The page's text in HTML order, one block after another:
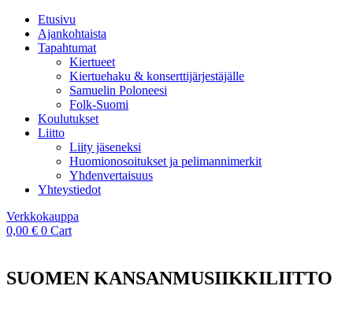
Etusivu
Ajankohtaista
Tapahtumat
Kiertueet
Kiertuehaku & konserttijärjestäjälle
Samuelin Poloneesi
Folk-Suomi
Koulutukset
Liitto
Liity jäseneksi
Huomionosoitukset ja pelimannimerkit
Yhdenvertaisuus
Yhteystiedot
Verkkokauppa
0,00 € 0 Cart
SUOMEN KANSANMUSIIKKILIITTO